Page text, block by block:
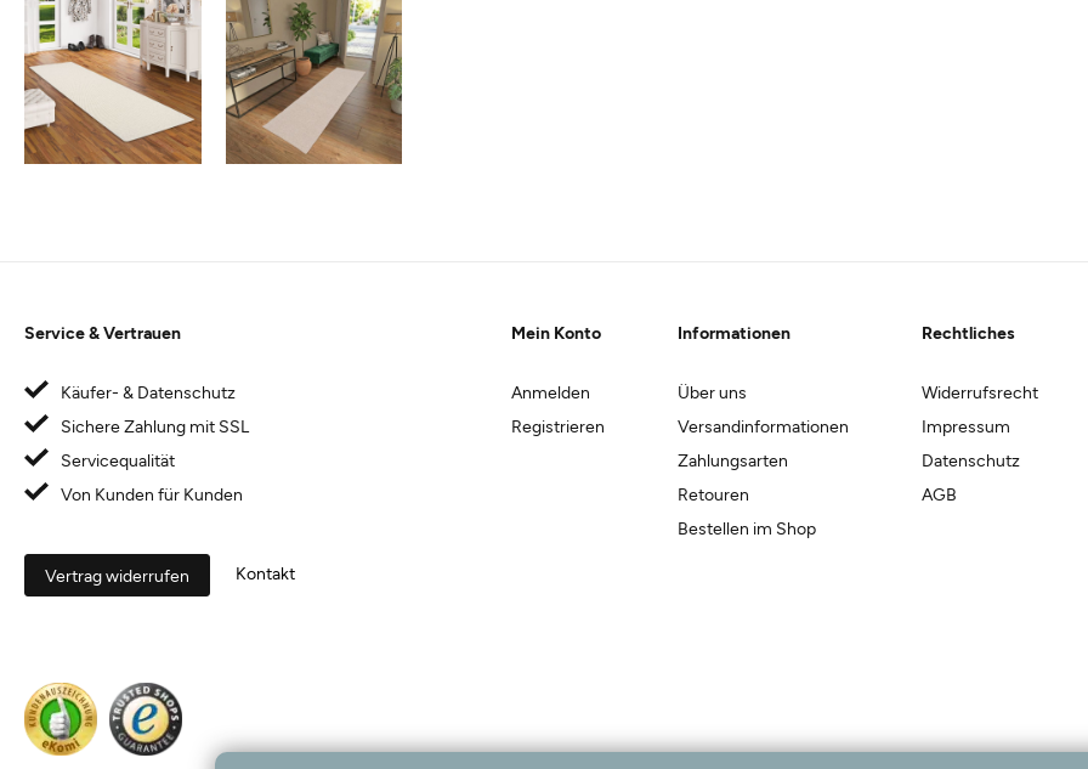
Mein Konto
Anmelden
Registrieren
Informationen
Über uns
Versandinformationen
Zahlungsarten
Retouren
Bestellen im Shop
Rechtliches
Widerrufsrecht
Impressum
Datenschutz
AGB
Service & Vertrauen
Käufer- & Datenschutz
Sichere Zahlung mit SSL
Servicequalität
Von Kunden für Kunden
Vertrag widerrufen Kontakt